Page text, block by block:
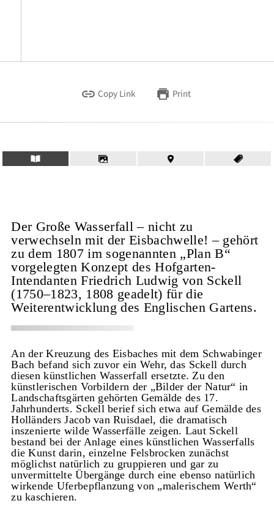
Copy Link Print
Der Große Wasserfall – nicht zu
verwechseln mit der Eisbachwelle! – gehört
zu dem 1807 im sogenannten „Plan B“
vorgelegten Konzept des Hofgarten-
Intendanten Friedrich Ludwig von Sckell
(1750–1823, 1808 geadelt) für die
Weiterentwicklung des Englischen Gartens.
An der Kreuzung des Eisbaches mit dem Schwabinger
Bach befand sich zuvor ein Wehr, das Sckell durch
diesen künstlichen Wasserfall ersetzte. Zu den
künstlerischen Vorbildern der „Bilder der Natur“ in
Landschaftsgärten gehörten Gemälde des 17.
Jahrhunderts. Sckell berief sich etwa auf Gemälde des
Holländers Jacob van Ruisdael, die dramatisch
inszenierte wilde Wasserfälle zeigen. Laut Sckell
bestand bei der Anlage eines künstlichen Wasserfalls
die Kunst darin, einzelne Felsbrocken zunächst
möglichst natürlich zu gruppieren und gar zu
unvermittelte Übergänge durch eine ebenso natürlich
wirkende Uferbepflanzung von „malerischem Werth“
zu kaschieren.